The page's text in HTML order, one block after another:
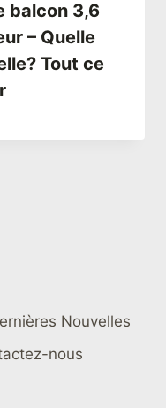
balcon 3,6
– Quelle
Tout ce
Nouvelles
nous